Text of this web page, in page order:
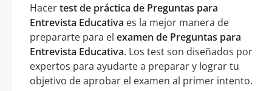
Hacertest de práctica de Preguntas para
Entrevista Educativa es la mejor manera de
prepararte para el examen de Preguntas para
Entrevista Educativa. Los test son diseñados por
expertos para ayudarte a preparar y lograr tu
objetivo de aprobar el examen al primer intento.